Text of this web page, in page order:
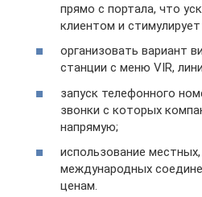
прямо с портала, что
клиентом и
организовать вариант
станции с меню VIR,
запуск телефонного
звонки с которых
напрямую;
использование
международных
ценам.